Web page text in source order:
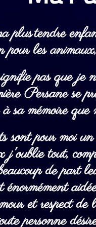
plustendre
pour les
pas que je
Persane se
sa mémoire
sont pour moi
tout,
de part
et respect
personne